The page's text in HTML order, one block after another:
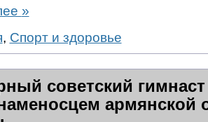
»
, Спорт и здоровье
советский
армянской